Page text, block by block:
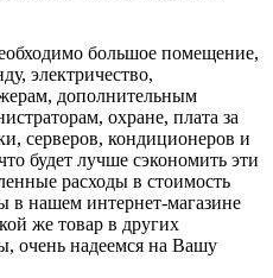
большое помещение,
электричество,
дополнительным
охране, плата за
серверов, кондиционеров и
будет лучше сэкономить эти
расходы в стоимость
в нашем интернет-магазине
же товар в других
очень надеемся на Вашу